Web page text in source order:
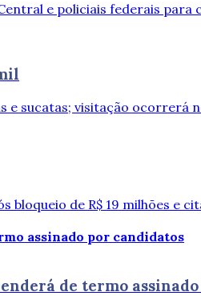
e policiais federais
sucatas; visitação ocorrerá
de R$ 19 milhões e
de termo